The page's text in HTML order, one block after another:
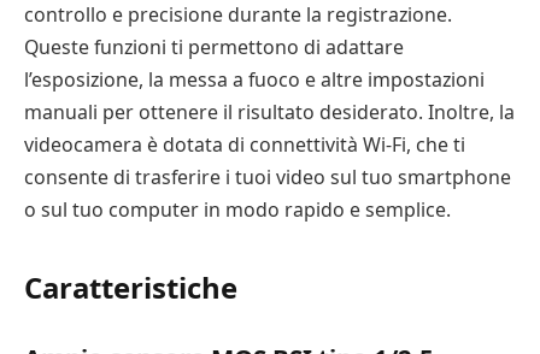
controllo e precisione durante la registrazione.
Queste funzioni ti permettono di adattare
l’esposizione, la messa a fuoco e altre impostazioni
manuali per ottenere il risultato desiderato. Inoltre, la
videocamera è dotata di connettività Wi-Fi, che ti
consente di trasferire i tuoi video sul tuo smartphone
o sul tuo computer in modo rapido e semplice.
Caratteristiche